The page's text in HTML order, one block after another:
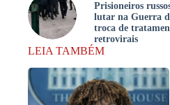
Prisioneiros
lutar na Guerra
troca de
retrovirais
LEIA TAMBÉM